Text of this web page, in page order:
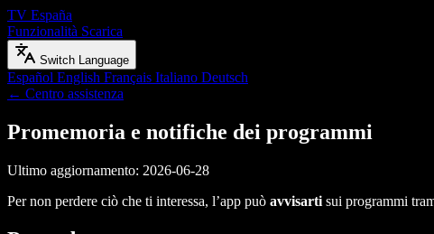
TV España
Funzionalità Scarica
Switch Language
Español English Français Italiano Deutsch
← Centro assistenza
Promemoria e notifiche dei programmi
Ultimo aggiornamento: 2026-06-28
Per non perdere ciò che ti interessa, l’app può avvisarti sui programmi